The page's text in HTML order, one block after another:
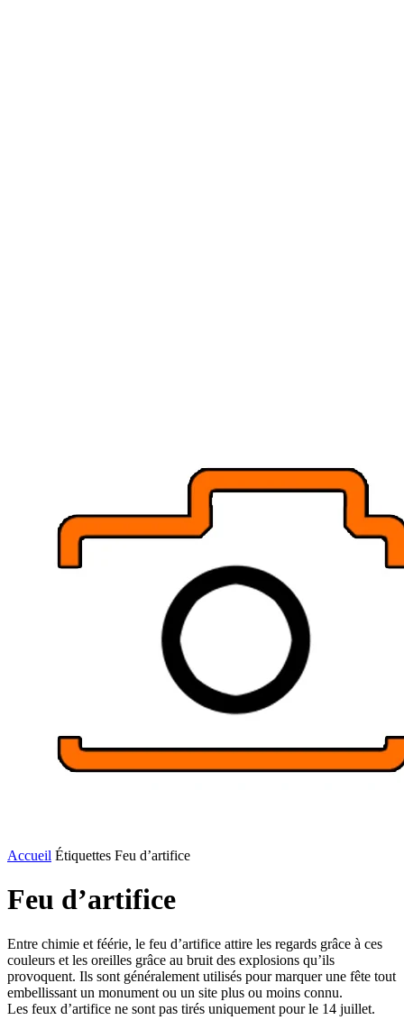
Accueil Étiquettes Feu d’artifice
Feu d’artifice
Entre chimie et féérie, le feu d’artifice attire les regards grâce à ces
couleurs et les oreilles grâce au bruit des explosions qu’ils
provoquent. Ils sont généralement utilisés pour marquer une fête tout
embellissant un monument ou un site plus ou moins connu.
Les feux d’artifice ne sont pas tirés uniquement pour le 14 juillet.